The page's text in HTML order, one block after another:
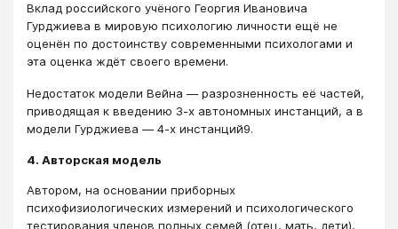
Вклад российского учёного Георгия Ивановича
Гурджиева в мировую психологию личности ещё не
оценён по достоинству современными психологами и
эта оценка ждёт своего времени.
Недостаток модели Вейна ― разрозненность её частей,
приводящая к введению 3-х автономных инстанций, а в
модели Гурджиева ― 4-х инстанций9.
4. Авторская модель
Автором, на основании приборных
психофизиологических измерений и психологического
тестирования членов полных семей (отец, мать, дети),